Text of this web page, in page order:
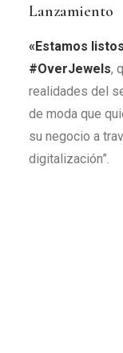
Lanzamiento
«Estamos
#OverJewels,
realidades del
de moda que
su negocio a
digitalización”.